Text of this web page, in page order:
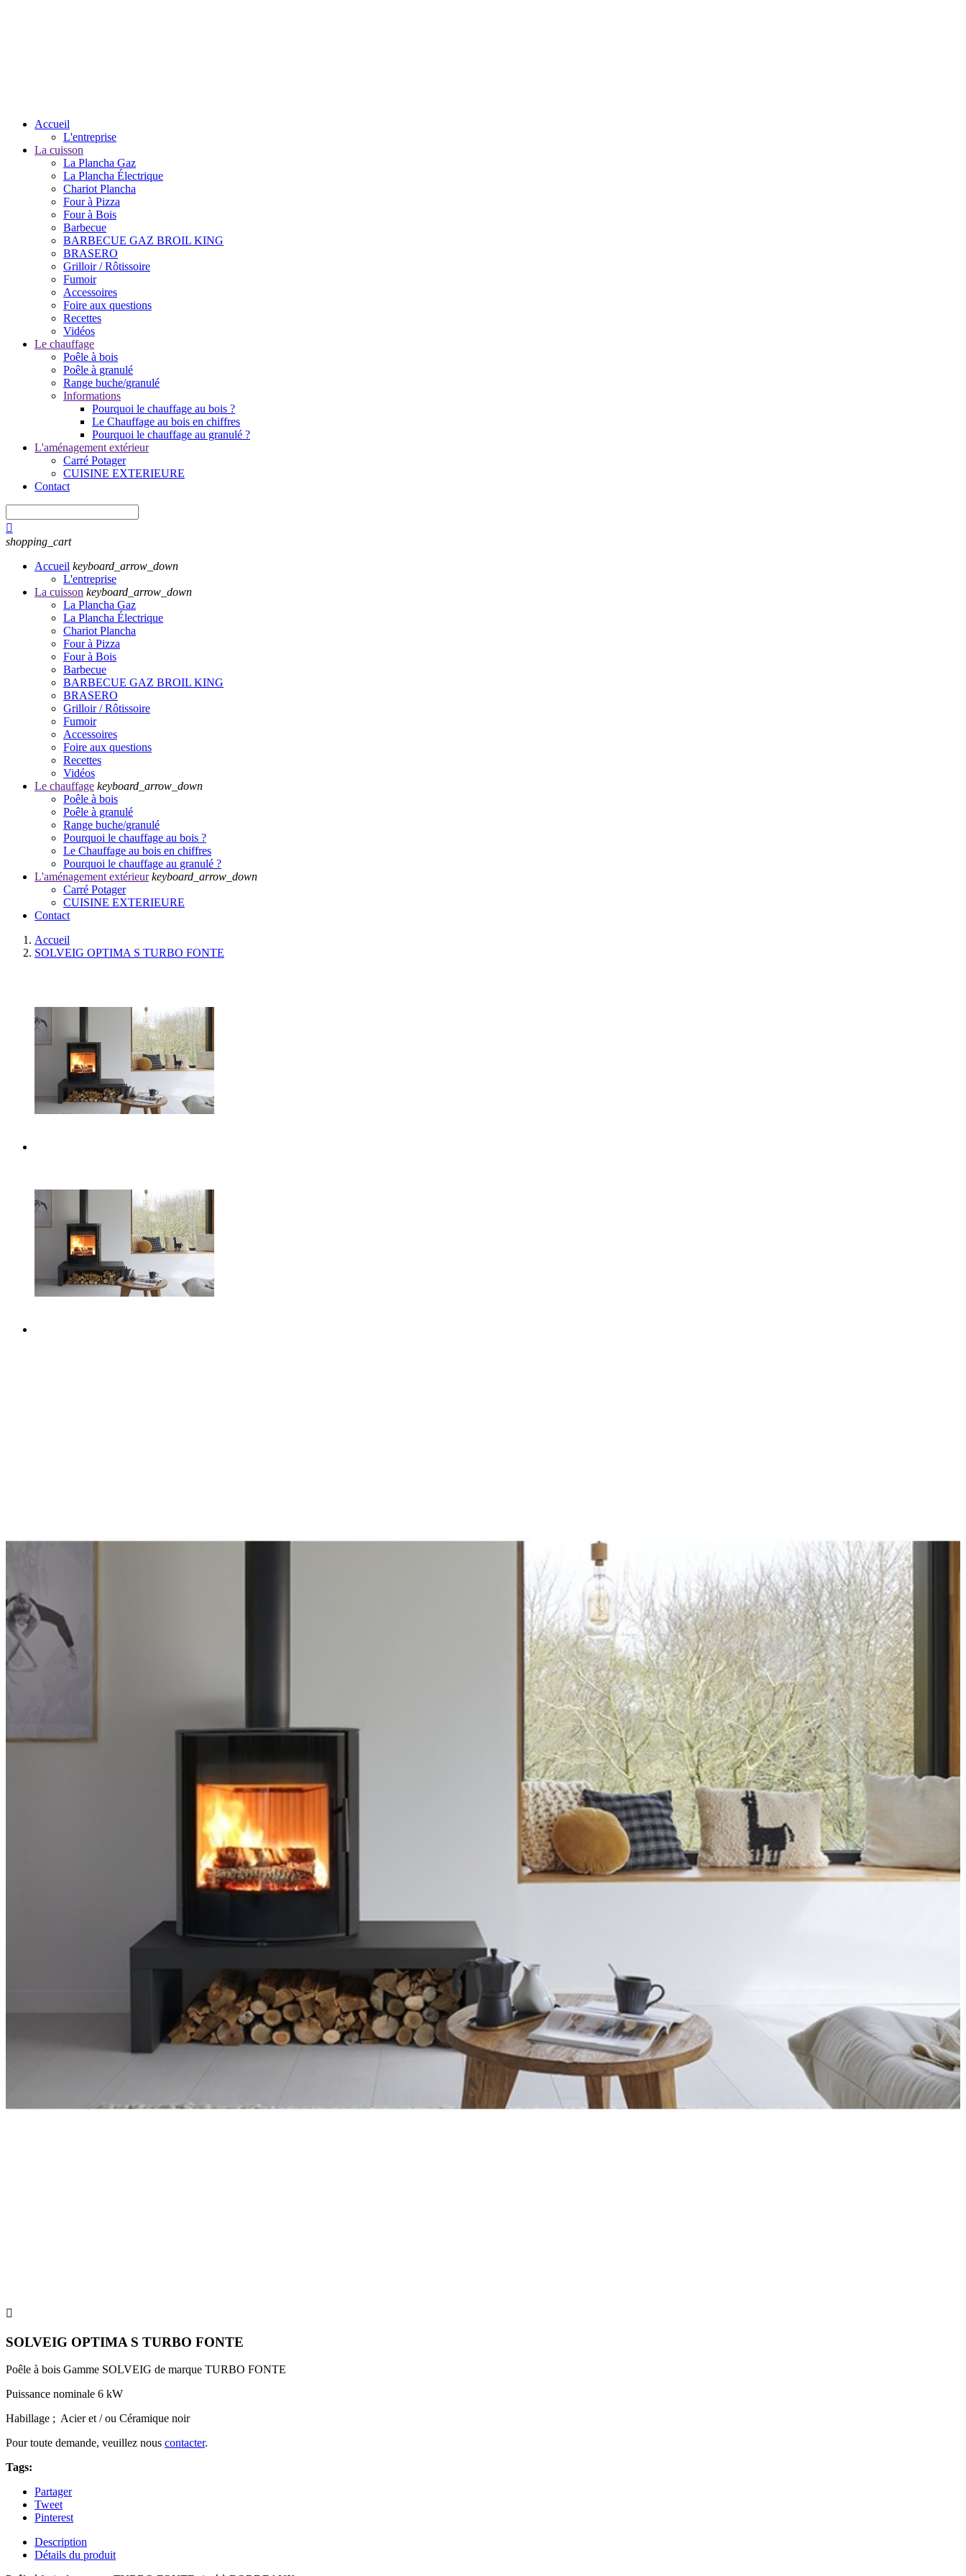
Accueil
L'entreprise
La cuisson
La Plancha Gaz
La Plancha Électrique
Chariot Plancha
Four à Pizza
Four à Bois
Barbecue
BARBECUE GAZ BROIL KING
BRASERO
Grilloir / Rôtissoire
Fumoir
Accessoires
Foire aux questions
Recettes
Vidéos
Le chauffage
Poêle à bois
Poêle à granulé
Range buche/granulé
Informations
Pourquoi le chauffage au bois ?
Le Chauffage au bois en chiffres
Pourquoi le chauffage au granulé ?
L'aménagement extérieur
Carré Potager
CUISINE EXTERIEURE
Contact

shopping_cart
Accueil keyboard_arrow_down
L'entreprise
La cuisson keyboard_arrow_down
La Plancha Gaz
La Plancha Électrique
Chariot Plancha
Four à Pizza
Four à Bois
Barbecue
BARBECUE GAZ BROIL KING
BRASERO
Grilloir / Rôtissoire
Fumoir
Accessoires
Foire aux questions
Recettes
Vidéos
Le chauffage keyboard_arrow_down
Poêle à bois
Poêle à granulé
Range buche/granulé
Pourquoi le chauffage au bois ?
Le Chauffage au bois en chiffres
Pourquoi le chauffage au granulé ?
L'aménagement extérieur keyboard_arrow_down
Carré Potager
CUISINE EXTERIEURE
Contact
Accueil
SOLVEIG OPTIMA S TURBO FONTE

SOLVEIG OPTIMA S TURBO FONTE
Poêle à bois Gamme SOLVEIG de marque TURBO FONTE
Puissance nominale 6 kW
Habillage ; Acier et / ou Céramique noir
Pour toute demande, veuillez nous contacter.
Tags:
Partager
Tweet
Pinterest
Description
Détails du produit